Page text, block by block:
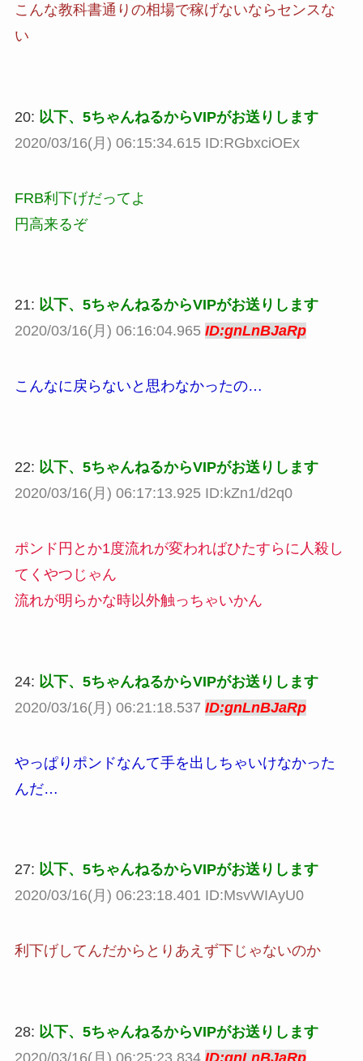
こんな教科書通りの相場で稼げないならセンスな
い
20: 以下、5ちゃんねるからVIPがお送りします
2020/03/16(月) 06:15:34.615 ID:RGbxciOEx
FRB利下げだってよ
円高来るぞ
21: 以下、5ちゃんねるからVIPがお送りします
2020/03/16(月) 06:16:04.965 ID:gnLnBJaRp
こんなに戻らないと思わなかったの…
22: 以下、5ちゃんねるからVIPがお送りします
2020/03/16(月) 06:17:13.925 ID:kZn1/d2q0
ポンド円とか1度流れが変わればひたすらに人殺し
てくやつじゃん
流れが明らかな時以外触っちゃいかん
24: 以下、5ちゃんねるからVIPがお送りします
2020/03/16(月) 06:21:18.537 ID:gnLnBJaRp
やっぱりポンドなんて手を出しちゃいけなかった
んだ…
27: 以下、5ちゃんねるからVIPがお送りします
2020/03/16(月) 06:23:18.401 ID:MsvWIAyU0
利下げしてんだからとりあえず下じゃないのか
28: 以下、5ちゃんねるからVIPがお送りします